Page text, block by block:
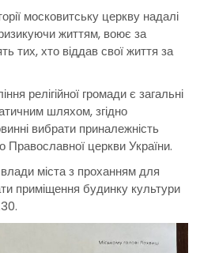
московитську церкву надалі
життям, воює за
тих, хто віддав свої життя за
релігійної громади є загальні
шляхом, згідно
вибрати приналежність
Православної церкви України.
міста з проханням для
приміщення будинку культури